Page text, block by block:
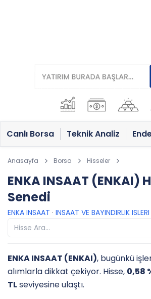
Canlı Borsa Teknik Analiz
Anasayfa Borsa Hisseler
ENKA INSAAT (ENKAI)
Senedi
ENKA INSAAT · INSAAT VE BAYINDIRLIK ISLERI
ENKA INSAAT (ENKAI), bugünkü
alımlarla dikkat çekiyor. Hisse, 0,58
TLseviyesine ulaştı.